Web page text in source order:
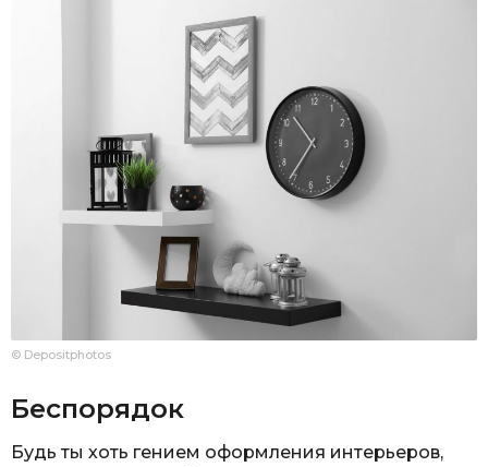
© Depositphotos
Беспорядок
Будь ты хоть гением оформления интерьеров,